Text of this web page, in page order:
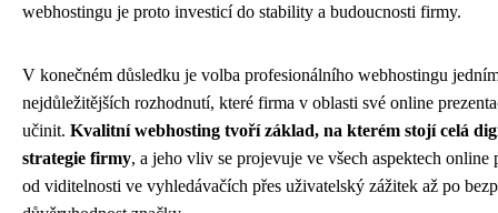
webhostingu je proto investicí do stability a budoucnosti firmy.
V konečném důsledku je volba profesionálního webhostingu
nejdůležitějších rozhodnutí, které firma v oblasti své online
učinit. Kvalitní webhosting tvoří základ, na kterém stojí celá
strategie firmy, a jeho vliv se projevuje ve všech aspektech online
od viditelnosti ve vyhledávačích přes uživatelský zážitek až po